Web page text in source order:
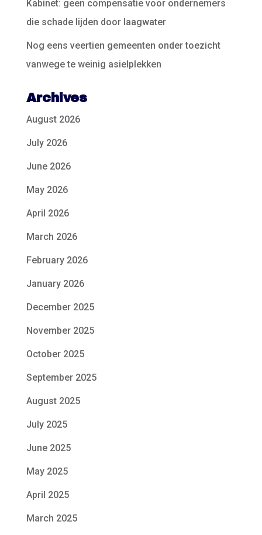
Kabinet: geen compensatie voor ondernemers
die schade lijden door laagwater
Nog eens veertien gemeenten onder toezicht
vanwege te weinig asielplekken
Archives
August 2026
July 2026
June 2026
May 2026
April 2026
March 2026
February 2026
January 2026
December 2025
November 2025
October 2025
September 2025
August 2025
July 2025
June 2025
May 2025
April 2025
March 2025